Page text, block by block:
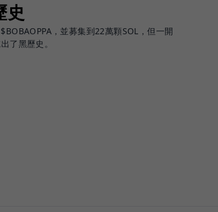
史
，並募集到22萬顆SOL，但一開
了黑歷史。